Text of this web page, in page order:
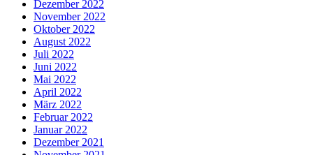
Dezember 2022
November 2022
Oktober 2022
August 2022
Juli 2022
Juni 2022
Mai 2022
April 2022
März 2022
Februar 2022
Januar 2022
Dezember 2021